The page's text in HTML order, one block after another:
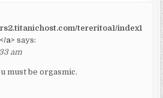
tereritoa1/index1
a> says:
am
must be orgasmic.